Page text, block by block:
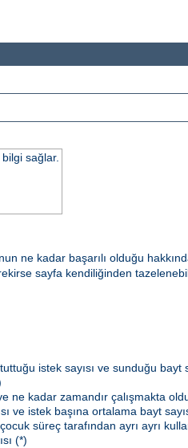
bilgi sağlar.
ne kadar başarılı olduğu
sayfa kendiliğinden
istek sayısı ve sunduğu bayt
ne kadar zamandır çalışmakta
ve istek başına ortalama bayt
süreç tarafından ayrı ayrı
(*)